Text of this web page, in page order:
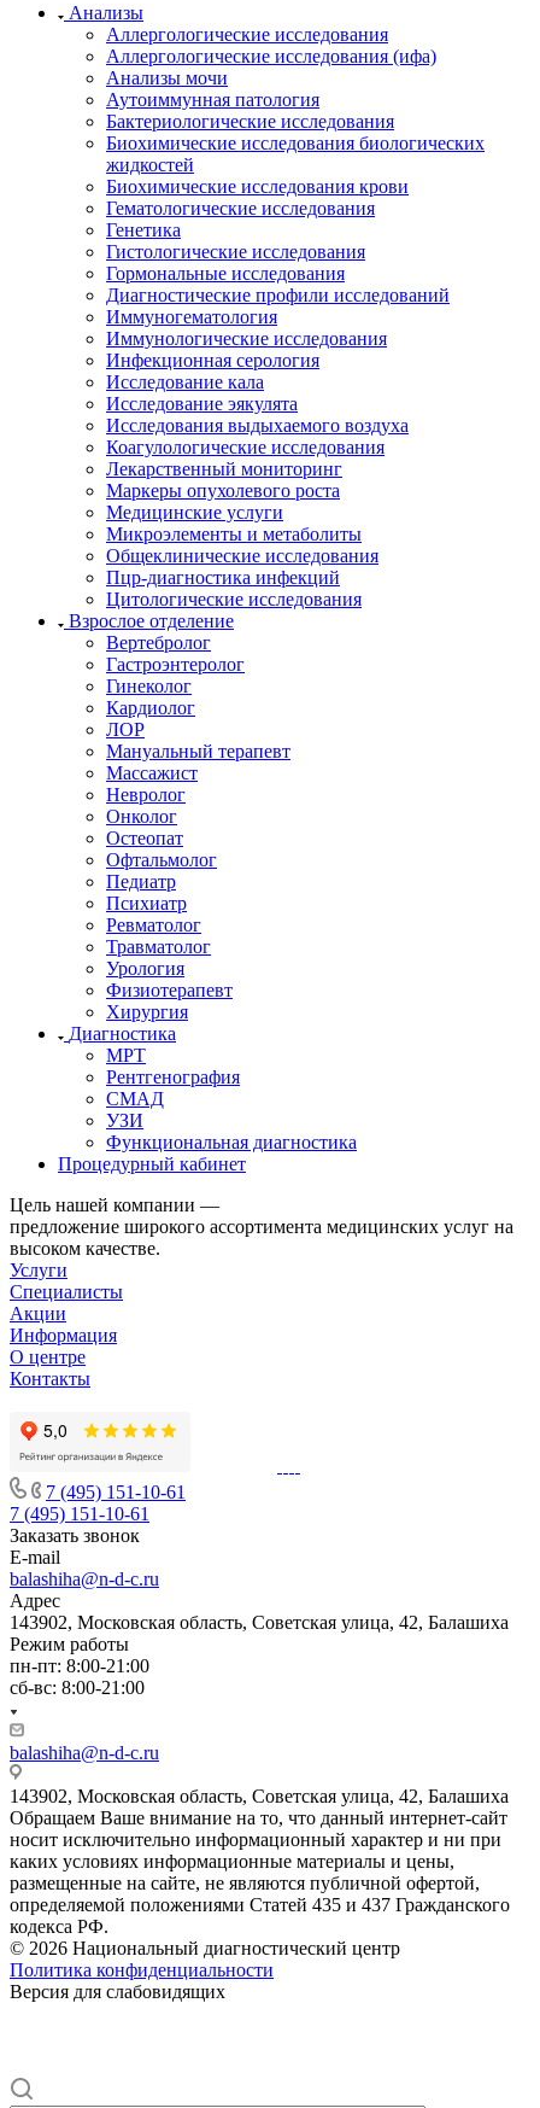
Анализы
Аллергологические исследования
Аллергологические исследования (ифа)
Анализы мочи
Аутоиммунная патология
Бактериологические исследования
Биохимические исследования биологических
жидкостей
Биохимические исследования крови
Гематологические исследования
Генетика
Гистологические исследования
Гормональные исследования
Диагностические профили исследований
Иммуногематология
Иммунологические исследования
Инфекционная серология
Исследование кала
Исследование эякулята
Исследования выдыхаемого воздуха
Коагулологические исследования
Лекарственный мониторинг
Маркеры опухолевого роста
Медицинские услуги
Микроэлементы и метаболиты
Общеклинические исследования
Пцр-диагностика инфекций
Цитологические исследования
Взрослое отделение
Вертебролог
Гастроэнтеролог
Гинеколог
Кардиолог
ЛОР
Мануальный терапевт
Массажист
Невролог
Онколог
Остеопат
Офтальмолог
Педиатр
Психиатр
Ревматолог
Травматолог
Урология
Физиотерапевт
Хирургия
Диагностика
МРТ
Рентгенография
СМАД
УЗИ
Функциональная диагностика
Процедурный кабинет
Цель нашей компании —
предложение широкого ассортимента медицинских услуг на
высоком качестве.
Услуги
Специалисты
Акции
Информация
О центре
Контакты
7 (495) 151-10-61
7 (495) 151-10-61
Заказать звонок
E-mail
balashiha@n-d-c.ru
Адрес
143902, Московская область, Советская улица, 42, Балашиха
Режим работы
пн-пт: 8:00-21:00
сб-вс: 8:00-21:00
balashiha@n-d-c.ru
143902, Московская область, Советская улица, 42, Балашиха
Обращаем Ваше внимание на то, что данный интернет-сайт
носит исключительно информационный характер и ни при
каких условиях информационные материалы и цены,
размещенные на сайте, не являются публичной офертой,
определяемой положениями Статей 435 и 437 Гражданского
кодекса РФ.
© 2026 Национальный диагностический центр
Политика конфиденциальности
Версия для слабовидящих